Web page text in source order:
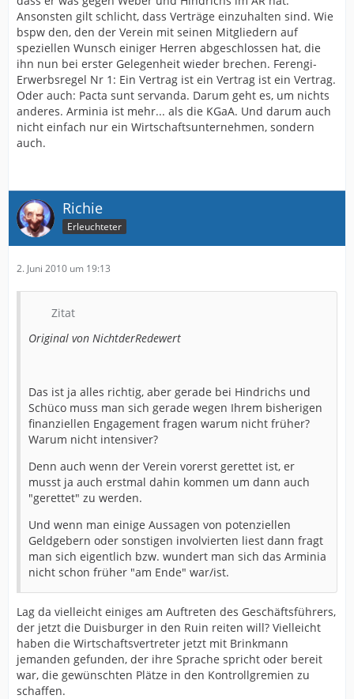
Ansonsten gilt schlicht, dass Verträge einzuhalten sind. Wie
bspw den, den der Verein mit seinen Mitgliedern auf
speziellen Wunsch einiger Herren abgeschlossen hat, die
ihn nun bei erster Gelegenheit wieder brechen. Ferengi-
Erwerbsregel Nr 1: Ein Vertrag ist ein Vertrag ist ein Vertrag.
Oder auch: Pacta sunt servanda. Darum geht es, um nichts
anderes. Arminia ist mehr... als die KGaA. Und darum auch
nicht einfach nur ein Wirtschaftsunternehmen, sondern
auch.
Richie
Erleuchteter
2. Juni 2010 um 19:13
Zitat
Original von NichtderRedewert
Das ist ja alles richtig, aber gerade bei Hindrichs und
Schüco muss man sich gerade wegen Ihrem bisherigen
finanziellen Engagement fragen warum nicht früher?
Warum nicht intensiver?
Denn auch wenn der Verein vorerst gerettet ist, er
musst ja auch erstmal dahin kommen um dann auch
"gerettet" zu werden.
Und wenn man einige Aussagen von potenziellen
Geldgebern oder sonstigen involvierten liest dann fragt
man sich eigentlich bzw. wundert man sich das Arminia
nicht schon früher "am Ende" war/ist.
Lag da vielleicht einiges am Auftreten des Geschäftsführers,
der jetzt die Duisburger in den Ruin reiten will? Vielleicht
haben die Wirtschaftsvertreter jetzt mit Brinkmann
jemanden gefunden, der ihre Sprache spricht oder bereit
war, die gewünschten Plätze in den Kontrollgremien zu
schaffen.